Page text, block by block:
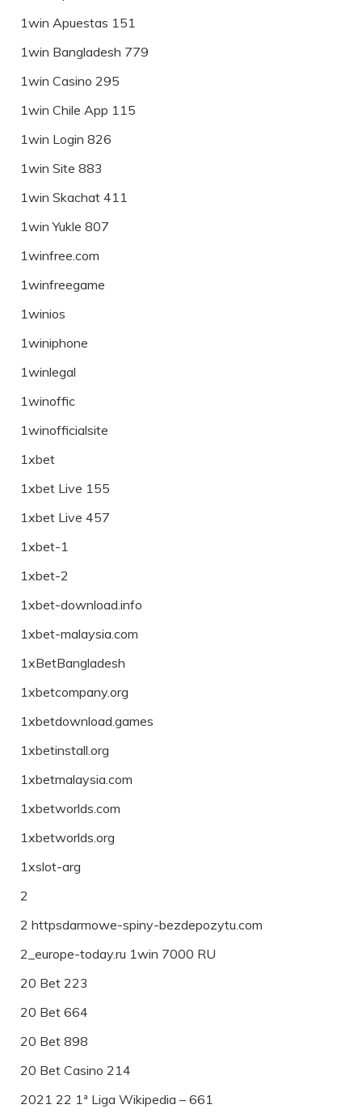
1win Apuestas 151
1win Bangladesh 779
1win Casino 295
1win Chile App 115
1win Login 826
1win Site 883
1win Skachat 411
1win Yukle 807
1winfree.com
1winfreegame
1winios
1winiphone
1winlegal
1winoffic
1winofficialsite
1xbet
1xbet Live 155
1xbet Live 457
1xbet-1
1xbet-2
1xbet-download.info
1xbet-malaysia.com
1xBetBangladesh
1xbetcompany.org
1xbetdownload.games
1xbetinstall.org
1xbetmalaysia.com
1xbetworlds.com
1xbetworlds.org
1xslot-arg
2
2 httpsdarmowe-spiny-bezdepozytu.com
2_europe-today.ru 1win 7000 RU
20 Bet 223
20 Bet 664
20 Bet 898
20 Bet Casino 214
2021 22 1ª Liga Wikipedia – 661